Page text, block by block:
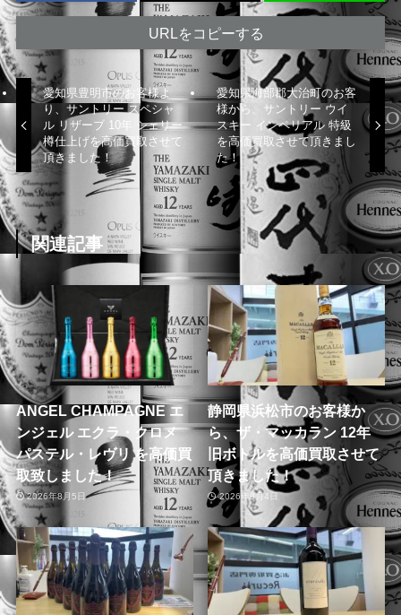
URLをコピーする
愛知県豊明市のお客様よ
り、サントリー スペシャ
ル リザーブ 10年 シェリー
樽仕上げを高価買取させて
頂きました！
愛知県海部郡大治町のお客
様から、サントリー ウイ
スキー インペリアル 特級
を高価買取させて頂きまし
た！
関連記事
ANGEL CHAMPAGNE エ
ンジェル エクラ・クロメ
パステル・レヴリ を高価買
取致しました！
2026年8月5日
静岡県浜松市のお客様か
ら、ザ・マッカラン 12年
旧ボトルを高価買取させて
頂きました！
2026年8月4日